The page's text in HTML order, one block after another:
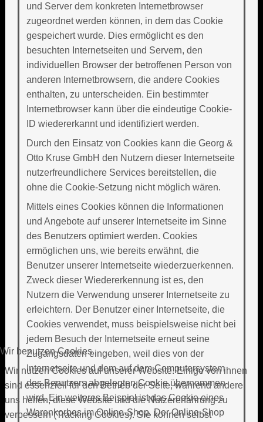
und Server dem konkreten Internetbrowser
zugeordnet werden können, in dem das Cookie
gespeichert wurde. Dies ermöglicht es den
besuchten Internetseiten und Servern, den
individuellen Browser der betroffenen Person von
anderen Internetbrowsern, die andere Cookies
enthalten, zu unterscheiden. Ein bestimmter
Internetbrowser kann über die eindeutige Cookie-
ID wiedererkannt und identifiziert werden.
Durch den Einsatz von Cookies kann die Georg &
Otto Kruse GmbH den Nutzern dieser Internetseite
nutzerfreundlichere Services bereitstellen, die
ohne die Cookie-Setzung nicht möglich wären.
Mittels eines Cookies können die Informationen
und Angebote auf unserer Internetseite im Sinne
des Benutzers optimiert werden. Cookies
ermöglichen uns, wie bereits erwähnt, die
Benutzer unserer Internetseite wiederzuerkennen.
Zweck dieser Wiedererkennung ist es, den
Nutzern die Verwendung unserer Internetseite zu
erleichtern. Der Benutzer einer Internetseite, die
Cookies verwendet, muss beispielsweise nicht bei
jedem Besuch der Internetseite erneut seine
Zugangsdaten eingeben, weil dies von der
Internetseite und dem auf dem Computersystem
des Benutzers abgelegten Cookie übernommen
wird. Ein weiteres Beispiel ist das Cookie eines
Warenkorbes im Online-Shop. Der Online-Shop
Wir benutzen Cookies
Wir nutzen Cookies auf unserer Website. Einige von ihnen
sind essenziell für den Betrieb der Seite, während andere
uns helfen, diese Website und die Nutzererfahrung zu
verbessern (Tracking Cookies). Sie können selbst